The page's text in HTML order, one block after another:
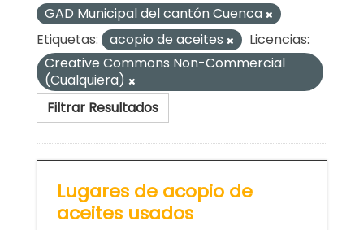
GAD Municipal del cantón Cuenca
Etiquetas:
acopio de aceites
Licencias:
Creative Commons Non-Commercial
(Cualquiera)
Filtrar Resultados
Lugares de acopio de
aceites usados